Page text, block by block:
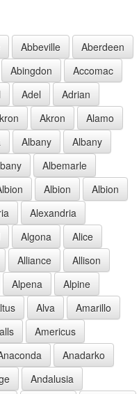
Abbeville
Aberdeen
Abingdon
Accomac
Adel
Adrian
Akron
Alamo
Albany
Albany
Albemarle
Albion
Albion
Alexandria
Algona
Alice
Alliance
Allison
Alpena
Alpine
Alva
Amarillo
Americus
Anadarko
Andalusia